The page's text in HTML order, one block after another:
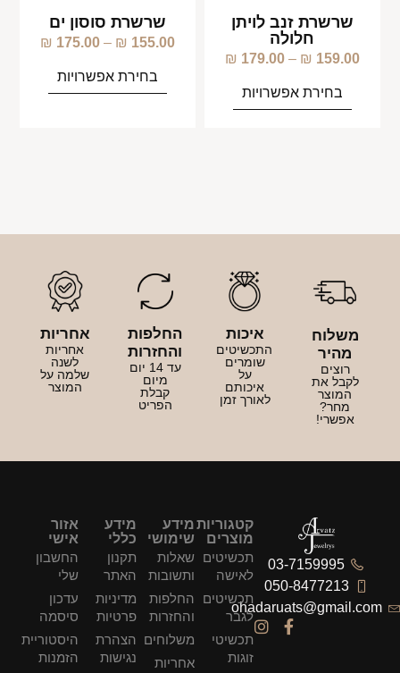
שרשרת זנב לויתן
חלולה
159.00
₪
–
179.00
₪
בחירת אפשרויות
שרשרת סוסון ים
155.00
₪
–
175.00
₪
בחירת אפשרויות
משלוח
מהיר
רוצים
לקבל את
המוצר
מחר?
אפשרי!
איכות
התכשיטים
שומרים
על
איכותם
לאורך זמן
החלפות
והחזרות
עד 14 יום
מיום
קבלת
הפריט
אחריות
אחריות
לשנה
שלמה על
המוצר
03-7159995
050-8477213
ohadaruats@gmail.com
קטגוריות
מוצרים
תכשיטים
לאישה
תכשיטים
לגבר
תכשיטי
זוגות
מידע
שימושי
שאלות
ותשובות
החלפות
והחזרות
משלוחים
אחריות
מידע
כללי
תקנון
האתר
מדיניות
פרטיות
הצהרת
נגישות
אזור
אישי
החשבון
שלי
עדכון
סיסמה
היסטוריית
הזמנות